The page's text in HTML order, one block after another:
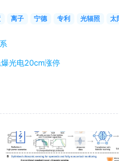
离子 宁德 专利 光辐照 太
光电20cm涨停